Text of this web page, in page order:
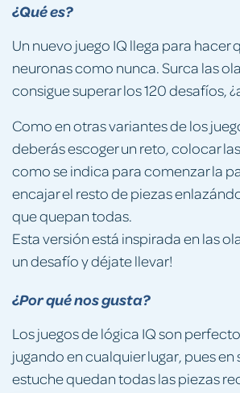
¿Qué es?
Un nuevo juego IQ llega para hacer
neuronas como nunca. Surca las
consigue superar los 120 desafíos,
Como en otras variantes de los
deberás escoger un reto, colocar
como se indica para comenzar la
encajar el resto de piezas
que quepan todas.
Esta versión está inspirada en las
un desafío y déjate llevar!
¿Por qué nos gusta?
Los juegos de lógica IQ son
jugando en cualquier lugar, pues
estuche quedan todas las piezas